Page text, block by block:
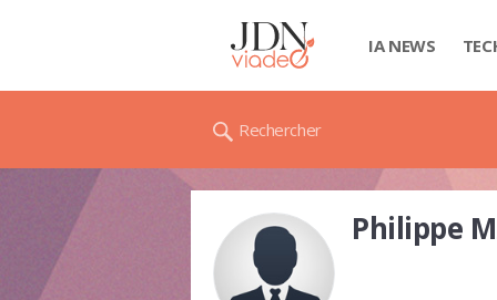
IA NEWS
Rechercher
Philippe